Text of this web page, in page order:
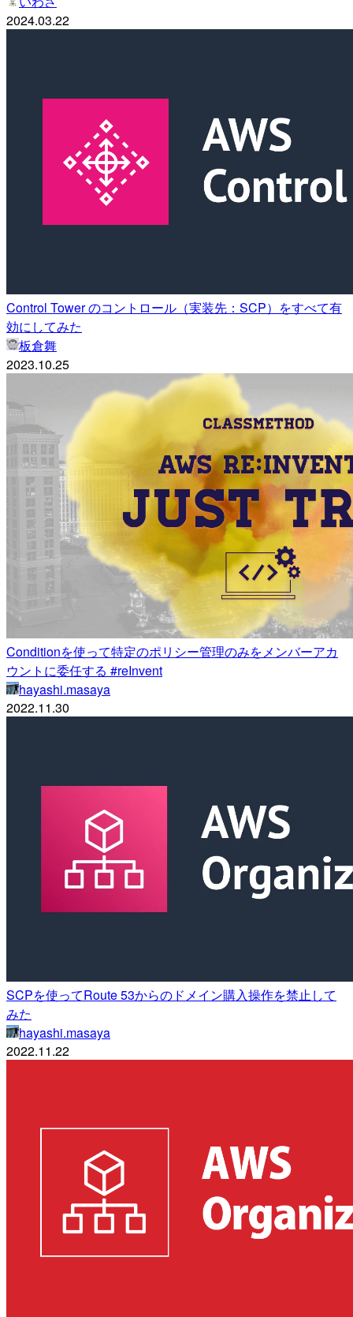
2024.03.22
Control Tower のコントロール（実装先：SCP）をすべて有
効にしてみた
板倉舞
2023.10.25
Conditionを使って特定のポリシー管理のみをメンバーアカ
ウントに委任する #reInvent
hayashi.masaya
2022.11.30
SCPを使ってRoute 53からのドメイン購入操作を禁止して
みた
hayashi.masaya
2022.11.22